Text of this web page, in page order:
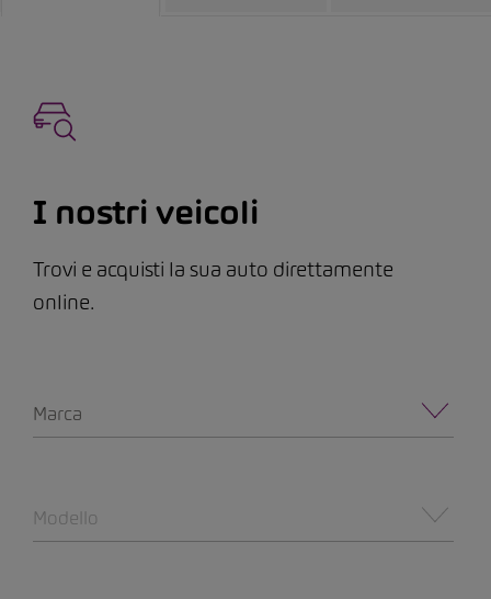
I nostri veicoli
Trovi e acquisti la sua auto direttamente
online.
Marca
Modello